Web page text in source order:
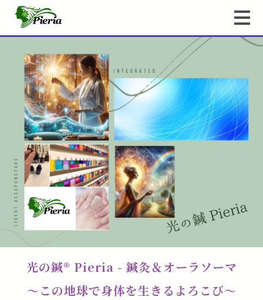
光の鍼®️ Pieria - 鍼灸＆オーラソーマ
〜この地球で身体を生きるよろこび〜